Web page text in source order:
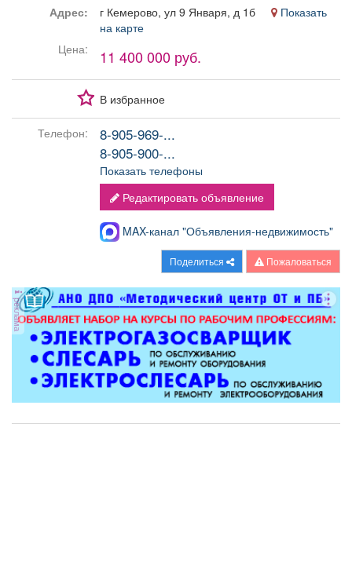
Адрес:
г Кемерово, ул 9 Января, д 1б
Показать
на карте
Цена:
11 400 000 руб.
В избранное
Телефон:
8-905-969-...
8-905-900-...
Показать телефоны
Редактировать объявление
MAX-канал "Объявления-недвижимость"
Поделиться Пожаловаться
реклама